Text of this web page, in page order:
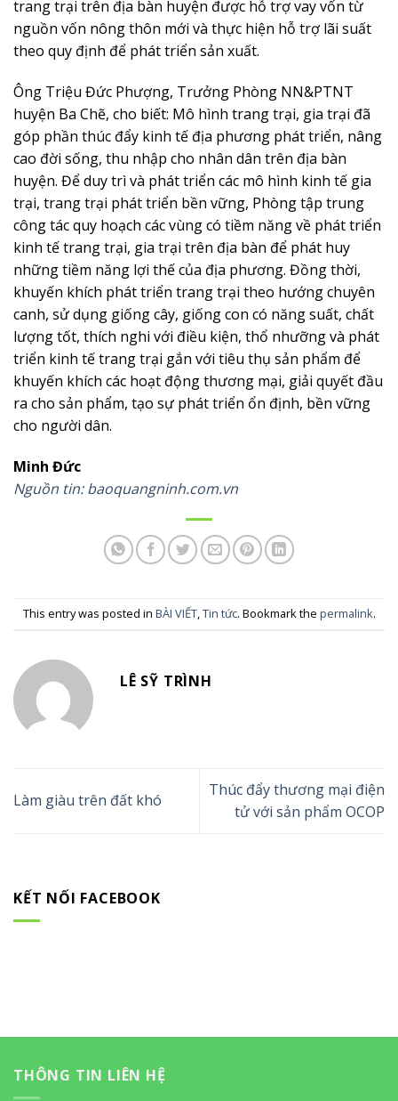
trang trại trên địa bàn huyện được hỗ trợ vay vốn từ
nguồn vốn nông thôn mới và thực hiện hỗ trợ lãi suất
theo quy định để phát triển sản xuất.
Ông Triệu Đức Phượng, Trưởng Phòng NN&PTNT
huyện Ba Chẽ, cho biết: Mô hình trang trại, gia trại đã
góp phần thúc đẩy kinh tế địa phương phát triển, nâng
cao đời sống, thu nhập cho nhân dân trên địa bàn
huyện. Để duy trì và phát triển các mô hình kinh tế gia
trại, trang trại phát triển bền vững, Phòng tập trung
công tác quy hoạch các vùng có tiềm năng về phát triển
kinh tế trang trại, gia trại trên địa bàn để phát huy
những tiềm năng lợi thế của địa phương. Đồng thời,
khuyến khích phát triển trang trại theo hướng chuyên
canh, sử dụng giống cây, giống con có năng suất, chất
lượng tốt, thích nghi với điều kiện, thổ nhưỡng và phát
triển kinh tế trang trại gắn với tiêu thụ sản phẩm để
khuyến khích các hoạt động thương mại, giải quyết đầu
ra cho sản phẩm, tạo sự phát triển ổn định, bền vững
cho người dân.
Minh Đức
Nguồn tin: baoquangninh.com.vn
This entry was posted in BÀI VIẾT,Tin tức. Bookmark the permalink.
LÊ SỸ TRÌNH
Làm giàu trên đất khó
Thúc đẩy thương mại điện
tử với sản phẩm OCOP
KẾT NỐI FACEBOOK
THÔNG TIN LIÊN HỆ